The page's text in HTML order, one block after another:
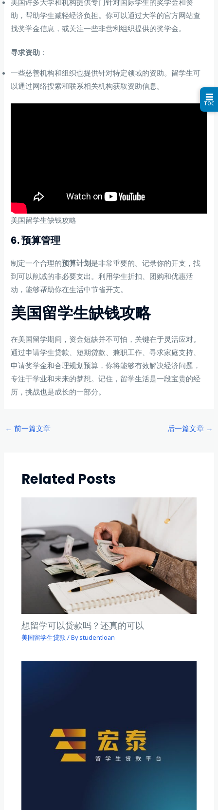
美国许多大学和机构提供专门针对国际学生的奖学金和资
助，帮助学生减轻经济负担。你可以通过大学的官方网站查
找奖学金信息，或关注一些非营利组织提供的奖学金。
寻求资助 ：
一些慈善机构和组织也提供针对特定领域的资助。留学生可
以通过网络搜索和联系相关机构获取资助信息。
美国留学生缺钱攻略
6. 预算管理
制定一个合理的预算计划是非常重要的。记录你的开支，找
到可以削减的非必要支出。利用学生折扣、团购和优惠活
动，能够帮助你在生活中节省开支。
美国留学生缺钱攻略
在美国留学期间，资金短缺并不可怕，关键在于灵活应对。
通过申请学生贷款、短期贷款、兼职工作、寻求家庭支持、
申请奖学金和合理规划预算，你将能够有效解决经济问题，
专注于学业和未来的梦想。记住，留学生活是一段宝贵的经
历，挑战也是成长的一部分。
Post
← 前一篇文章 后一篇文章 →
Related Posts
想留学可以贷款吗？还真的可以
美国留学生贷款 / Bystudentloan
☰
TOC